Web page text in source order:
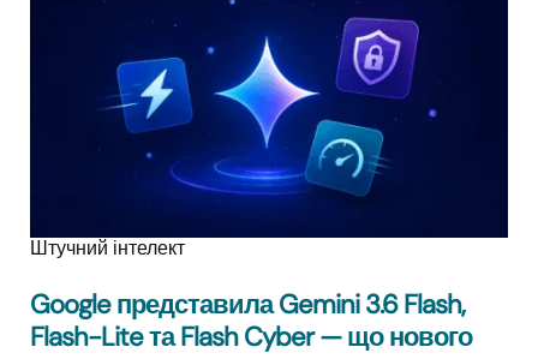
Штучний інтелект
Google представила Gemini 3.6 Flash,
Flash-Lite та Flash Cyber — що нового